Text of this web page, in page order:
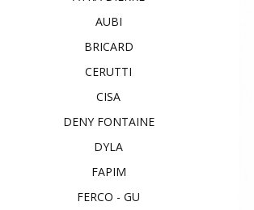
AUBI
BRICARD
CERUTTI
CISA
DENY FONTAINE
DYLA
FAPIM
FERCO - GU